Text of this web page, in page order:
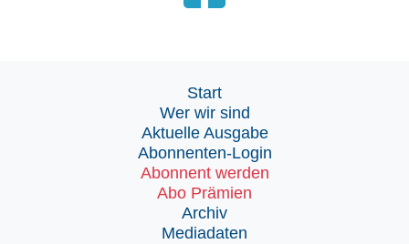
Start
Wer wir sind
Aktuelle Ausgabe
Abonnenten-Login
Abonnent werden
Abo Prämien
Archiv
Mediadaten